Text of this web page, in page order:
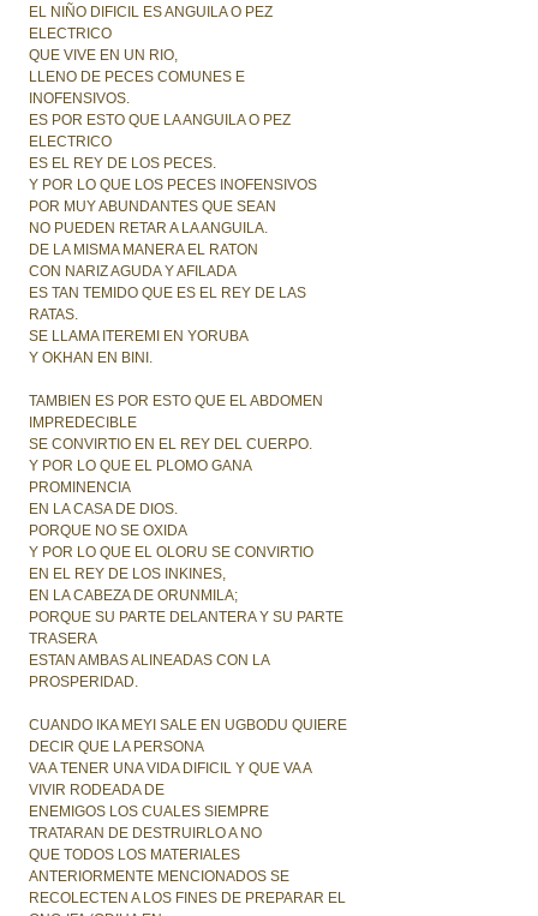
EL NIÑO DIFICIL ES ANGUILA O PEZ
ELECTRICO
QUE VIVE EN UN RIO,
LLENO DE PECES COMUNES E
INOFENSIVOS.
ES POR ESTO QUE LA ANGUILA O PEZ
ELECTRICO
ES EL REY DE LOS PECES.
Y POR LO QUE LOS PECES INOFENSIVOS
POR MUY ABUNDANTES QUE SEAN
NO PUEDEN RETAR A LA ANGUILA.
DE LA MISMA MANERA EL RATON
CON NARIZ AGUDA Y AFILADA
ES TAN TEMIDO QUE ES EL REY DE LAS
RATAS.
SE LLAMA ITEREMI EN YORUBA
Y OKHAN EN BINI.
TAMBIEN ES POR ESTO QUE EL ABDOMEN
IMPREDECIBLE
SE CONVIRTIO EN EL REY DEL CUERPO.
Y POR LO QUE EL PLOMO GANA
PROMINENCIA
EN LA CASA DE DIOS.
PORQUE NO SE OXIDA
Y POR LO QUE EL OLORU SE CONVIRTIO
EN EL REY DE LOS INKINES,
EN LA CABEZA DE ORUNMILA;
PORQUE SU PARTE DELANTERA Y SU PARTE
TRASERA
ESTAN AMBAS ALINEADAS CON LA
PROSPERIDAD.
CUANDO IKA MEYI SALE EN UGBODU QUIERE
DECIR QUE LA PERSONA
VA A TENER UNA VIDA DIFICIL Y QUE VA A
VIVIR RODEADA DE
ENEMIGOS LOS CUALES SIEMPRE
TRATARAN DE DESTRUIRLO A NO
QUE TODOS LOS MATERIALES
ANTERIORMENTE MENCIONADOS SE
RECOLECTEN A LOS FINES DE PREPARAR EL